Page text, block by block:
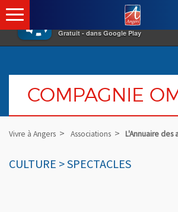
×
Gratuit - dans Google Play
COMPAGNIE
Vivre à Angers Associations L'Annuaire des
CULTURE > SPECTACLES